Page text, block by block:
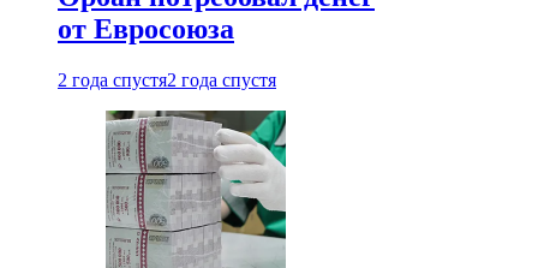
от Евросоюза
2 года спустя2 года спустя